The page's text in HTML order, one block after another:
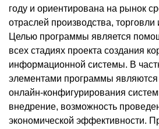
году и ориентирована на рынок
отраслей производства, торговли
Целью программы является
всех стадиях проекта создания
информационной системы. В
элементами программы
онлайн-конфигурирования
внедрение, возможность
экономической эффективности.